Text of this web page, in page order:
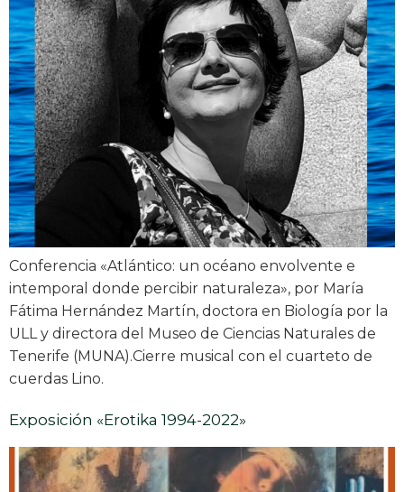
Conferencia «Atlántico: un océano envolvente e
intemporal donde percibir naturaleza», por María
Fátima Hernández Martín, doctora en Biología por la
ULL y directora del Museo de Ciencias Naturales de
Tenerife (MUNA).Cierre musical con el cuarteto de
cuerdas Lino.
Exposición «Erotika 1994-2022»